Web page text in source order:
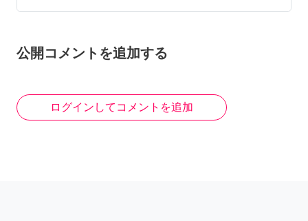
まだ募集されてますか
公開コメントを追加する
ログインしてコメントを追加